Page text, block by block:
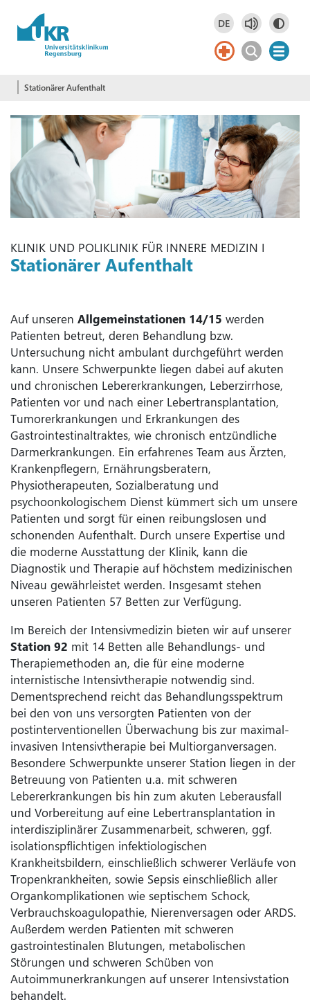
Springe zum Hauptinhalt DE
Deutsch
DE
Stationärer Aufenthalt
KLINIK UND POLIKLINIK FÜR INNERE MEDIZIN I
Stationärer Aufenthalt
Auf unseren Allgemeinstationen 14/15 werden
Patienten betreut, deren Behandlung bzw.
Untersuchung nicht ambulant durchgeführt werden
kann. Unsere Schwerpunkte liegen dabei auf akuten
und chronischen Lebererkrankungen, Leberzirrhose,
Patienten vor und nach einer Lebertransplantation,
Tumorerkrankungen und Erkrankungen des
Gastrointestinaltraktes, wie chronisch entzündliche
Darmerkrankungen. Ein erfahrenes Team aus Ärzten,
Krankenpflegern, Ernährungsberatern,
Physiotherapeuten, Sozialberatung und
psychoonkologischem Dienst kümmert sich um unsere
Patienten und sorgt für einen reibungslosen und
schonenden Aufenthalt. Durch unsere Expertise und
die moderne Ausstattung der Klinik, kann die
Diagnostik und Therapie auf höchstem medizinischen
Niveau gewährleistet werden. Insgesamt stehen
unseren Patienten 57 Betten zur Verfügung.
Im Bereich der Intensivmedizin bieten wir auf unserer
Station 92 mit 14 Betten alle Behandlungs- und
Therapiemethoden an, die für eine moderne
internistische Intensivtherapie notwendig sind.
Dementsprechend reicht das Behandlungsspektrum
bei den von uns versorgten Patienten von der
postinterventionellen Überwachung bis zur maximal-
invasiven Intensivtherapie bei Multiorganversagen.
Besondere Schwerpunkte unserer Station liegen in der
Betreuung von Patienten u.a. mit schweren
Lebererkrankungen bis hin zum akuten Leberausfall
und Vorbereitung auf eine Lebertransplantation in
interdisziplinärer Zusammenarbeit, schweren, ggf.
isolationspflichtigen infektiologischen
Krankheitsbildern, einschließlich schwerer Verläufe von
Tropenkrankheiten, sowie Sepsis einschließlich aller
Organkomplikationen wie septischem Schock,
Verbrauchskoagulopathie, Nierenversagen oder ARDS.
Außerdem werden Patienten mit schweren
gastrointestinalen Blutungen, metabolischen
Störungen und schweren Schüben von
Autoimmunerkrankungen auf unserer Intensivstation
behandelt.